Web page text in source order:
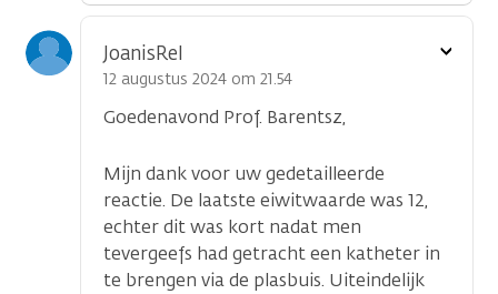
JoanisRel
12 augustus 2024 om 21.54
Goedenavond Prof. Barentsz,
Mijn dank voor uw gedetailleerde
reactie. De laatste eiwitwaarde was 12,
echter dit was kort nadat men
tevergeefs had getracht een katheter in
te brengen via de plasbuis. Uiteindelijk
Toon